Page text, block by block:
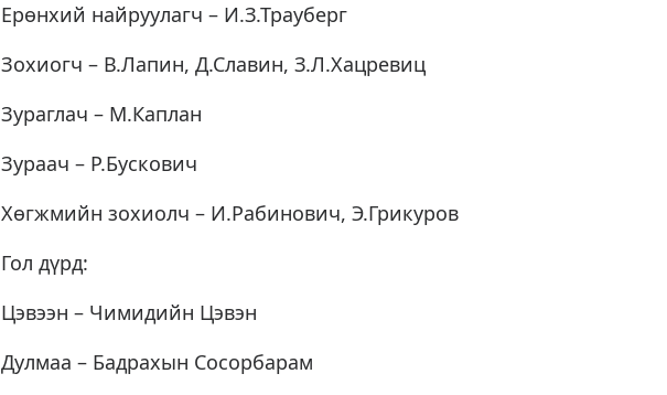
Ерөнхий найруулагч – И.З.Трауберг
Зохиогч – В.Лапин, Д.Славин, З.Л.Хацревиц
Зураглач – М.Каплан
Зураач – Р.Бускович
Хөгжмийн зохиолч – И.Рабинович, Э.Грикуров
Гол дүрд:
Цэвээн – Чимидийн Цэвэн
Дулмаа – Бадрахын Сосорбарам